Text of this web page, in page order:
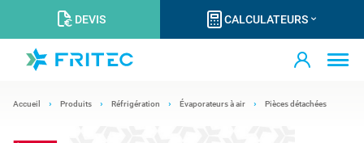
DEVIS CALCULATEURS
Accueil Produits Réfrigération Évaporateurs à air Pièces détachées